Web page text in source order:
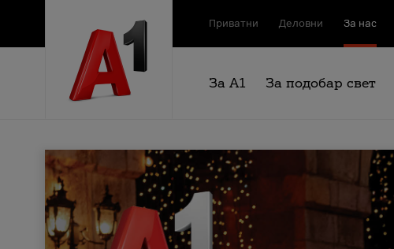
Приватни Деловни За нас
За А1 За подобар свет